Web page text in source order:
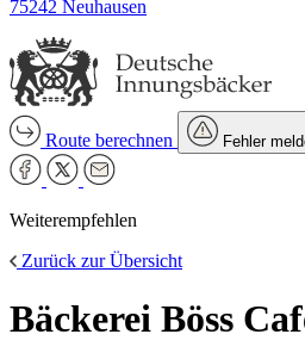
75242 Neuhausen
Route berechnen Fehler
Weiterempfehlen
Zurück zur Übersicht
Bäckerei Böss